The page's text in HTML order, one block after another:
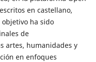
en castellano,
ha sido
de
artes, humanidades y
en enfoques